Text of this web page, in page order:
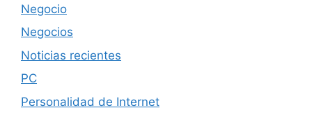
Negocio
Negocios
Noticias recientes
PC
Personalidad de Internet